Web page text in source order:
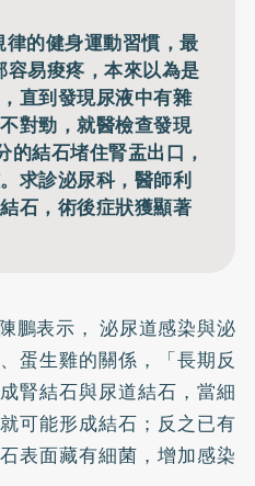
的健身運動習慣，最
易痠疼，本來以為是
直到發現尿液中有雜
對勁，就醫檢查發現
結石堵住腎盂出口，
求診泌尿科，醫師利
石，術後症狀獲顯著
鵬表示，泌尿道感染與泌
蛋生雞的關係，「長期反
腎結石與尿道結石，當細
可能形成結石；反之已有
表面藏有細菌，增加感染